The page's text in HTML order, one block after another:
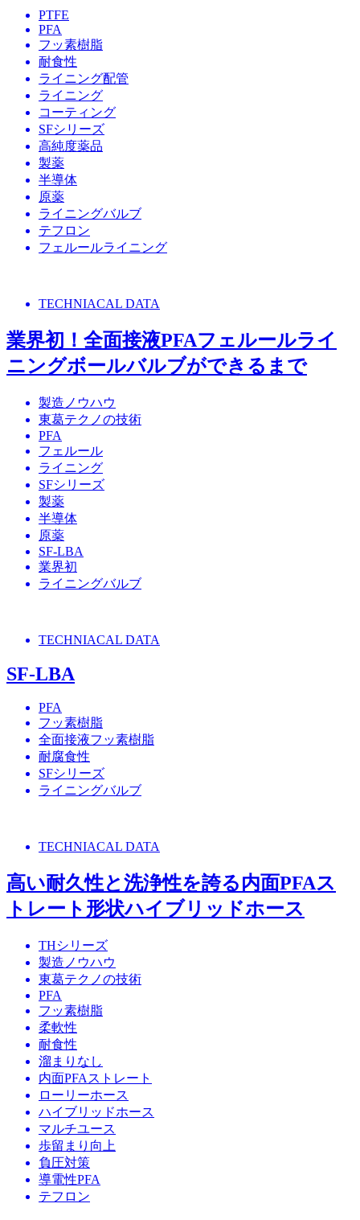
PTFE
PFA
フッ素樹脂
耐食性
ライニング配管
ライニング
コーティング
SFシリーズ
高純度薬品
製薬
半導体
原薬
ライニングバルブ
テフロン
フェルールライニング
TECHNIACAL DATA
業界初！全面接液PFAフェルールライ
ニングボールバルブができるまで
製造ノウハウ
東葛テクノの技術
PFA
フェルール
ライニング
SFシリーズ
製薬
半導体
原薬
SF-LBA
業界初
ライニングバルブ
TECHNIACAL DATA
SF-LBA
PFA
フッ素樹脂
全面接液フッ素樹脂
耐腐食性
SFシリーズ
ライニングバルブ
TECHNIACAL DATA
高い耐久性と洗浄性を誇る内面PFAス
トレート形状ハイブリッドホース
THシリーズ
製造ノウハウ
東葛テクノの技術
PFA
フッ素樹脂
柔軟性
耐食性
溜まりなし
内面PFAストレート
ローリーホース
ハイブリッドホース
マルチユース
歩留まり向上
負圧対策
導電性PFA
テフロン